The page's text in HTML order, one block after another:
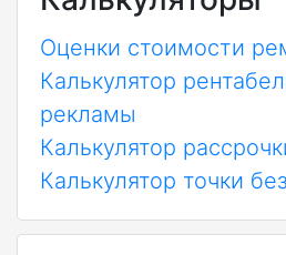
Оценки стоимости
Калькулятор
рекламы
Калькулятор
Калькулятор точки